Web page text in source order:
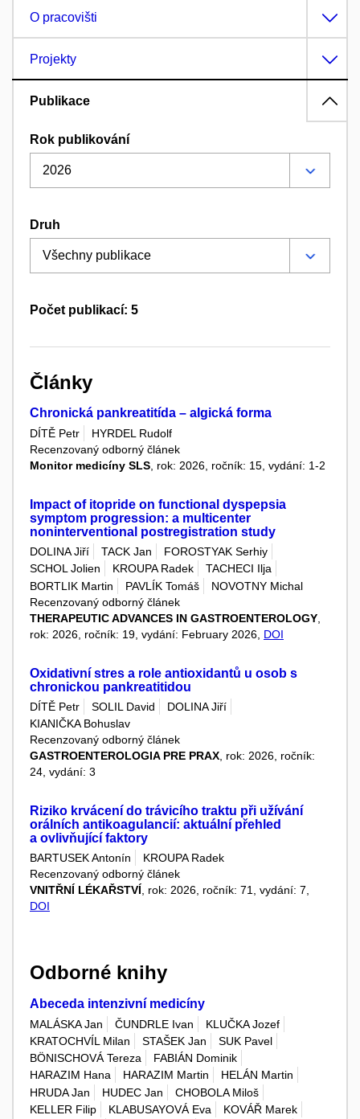
O pracovišti
Projekty
Publikace
Rok publikování
Druh
Počet publikací: 5
Články
Chronická pankreatitída – algická forma
DÍTĚ Petr
HYRDEL Rudolf
Recenzovaný odborný článek
Monitor medicíny SLS , rok: 2026, ročník: 15, vydání: 1-2
Impact of itopride on functional dyspepsia
symptom progression: a multicenter
noninterventional postregistration study
DOLINA Jiří TACK Jan
FOROSTYAK Serhiy
SCHOL Jolien
KROUPA Radek
TACHECI Ilja
BORTLIK Martin
PAVLÍK Tomáš
NOVOTNY Michal
Recenzovaný odborný článek
THERAPEUTIC ADVANCES IN GASTROENTEROLOGY
rok: 2026, ročník: 19, vydání: February 2026, DOI
Oxidativní stres a role antioxidantů u osob s
chronickou pankreatitidou
DÍTĚ Petr SOLIL David
DOLINA Jiří
KIANIČKA Bohuslav
Recenzovaný odborný článek
GASTROENTEROLOGIA PRE PRAX , rok: 2026, ročník:
24, vydání: 3
Riziko krvácení do trávicího traktu při užívání
orálních antikoagulancií: aktuální přehled
a ovlivňující faktory
BARTUSEK Antonín
KROUPA Radek
Recenzovaný odborný článek
VNITŘNÍ LÉKAŘSTVÍ, rok: 2026, ročník: 71, vydání: 7,
DOI
Odborné knihy
Abeceda intenzivní medicíny
MALÁSKA Jan ČUNDRLE Ivan
KLUČKA Jozef
KRATOCHVÍL Milan
STAŠEK Jan
SUK Pavel
BÖNISCHOVÁ Tereza
FABIÁN Dominik
HARAZIM Hana
HARAZIM Martin
HELÁN Martin
HRUDA Jan
HUDEC Jan
CHOBOLA Miloš
KELLER Filip
KLABUSAYOVÁ Eva
KOVÁŘ Marek